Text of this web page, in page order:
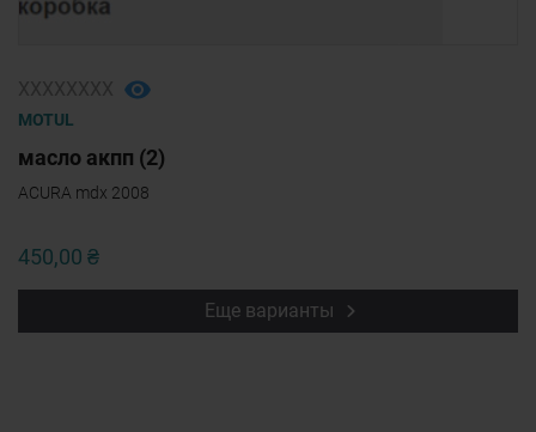
MOTUL
масло акпп (2)
ACURA mdx 2008
450,00 ₴
Еще варианты